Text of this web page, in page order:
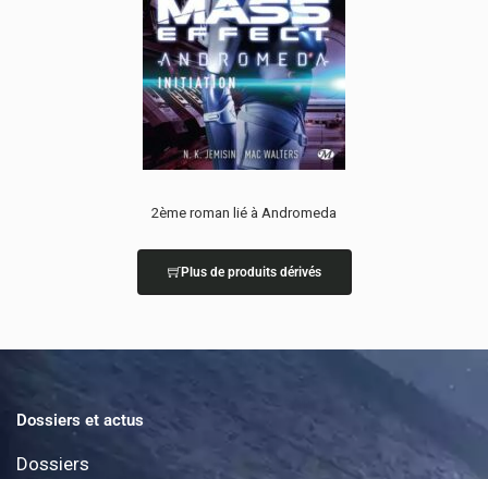
2ème roman lié à Andromeda
Plus de produits dérivés
Dossiers et actus
Dossiers